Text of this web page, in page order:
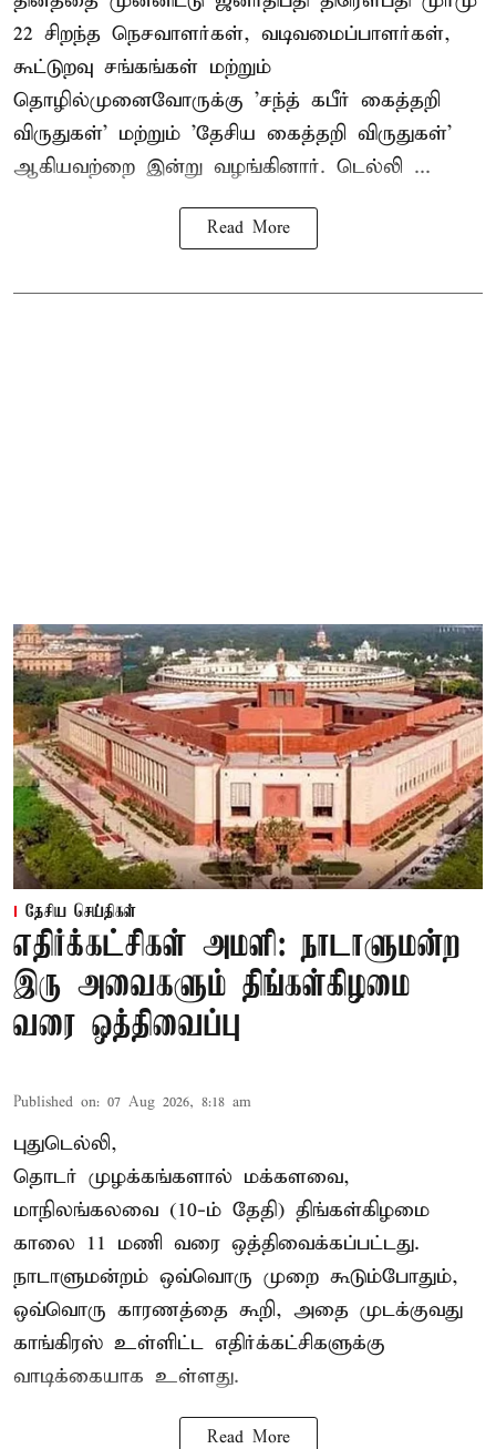
22 சிறந்த நெசவாளர்கள், வடிவமைப்பாளர்கள்,
கூட்டுறவு சங்கங்கள் மற்றும்
தொழில்முனைவோருக்கு 'சந்த் கபீர் கைத்தறி
விருதுகள்' மற்றும் 'தேசிய கைத்தறி விருதுகள்'
ஆகியவற்றை இன்று வழங்கினார். டெல்லி ...
Read More
தேசிய செய்திகள்
எதிர்க்கட்சிகள் அமளி: நாடாளுமன்ற
இரு அவைகளும் திங்கள்கிழமை
வரை ஒத்திவைப்பு
Published on: 07 Aug 2026, 8:18 am
புதுடெல்லி,
தொடர் முழக்கங்களால் மக்களவை,
மாநிலங்கலவை (10-ம் தேதி) திங்கள்கிழமை
காலை 11 மணி வரை ஒத்திவைக்கப்பட்டது.
நாடாளுமன்றம் ஒவ்வொரு முறை கூடும்போதும்,
ஒவ்வொரு காரணத்தை கூறி, அதை முடக்குவது
காங்கிரஸ் உள்ளிட்ட எதிர்க்கட்சிகளுக்கு
வாடிக்கையாக உள்ளது.
Read More